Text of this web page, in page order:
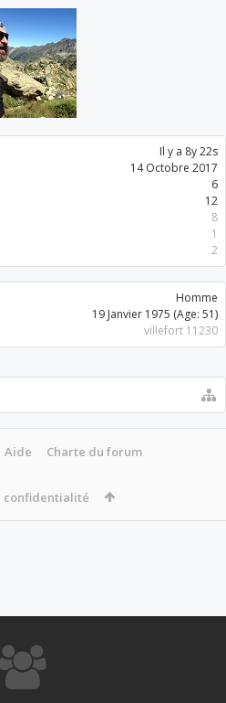
Il y a 8y 22s
14 Octobre 2017
6
12
8
1
2
Homme
19 Janvier 1975 (Age: 51)
villefort 11230
Aide Charte du forum
confidentialité